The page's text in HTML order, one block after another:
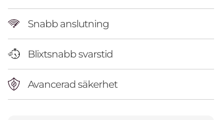
Snabb anslutning
Blixtsnabb svarstid
Avancerad säkerhet